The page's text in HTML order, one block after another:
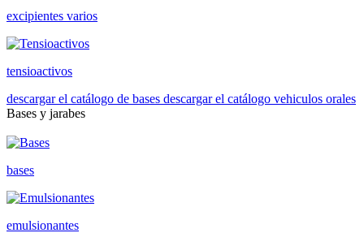
excipientes varios
tensioactivos
descargar el catálogo de bases descargar el catálogo vehiculos orales
Bases y jarabes
bases
emulsionantes